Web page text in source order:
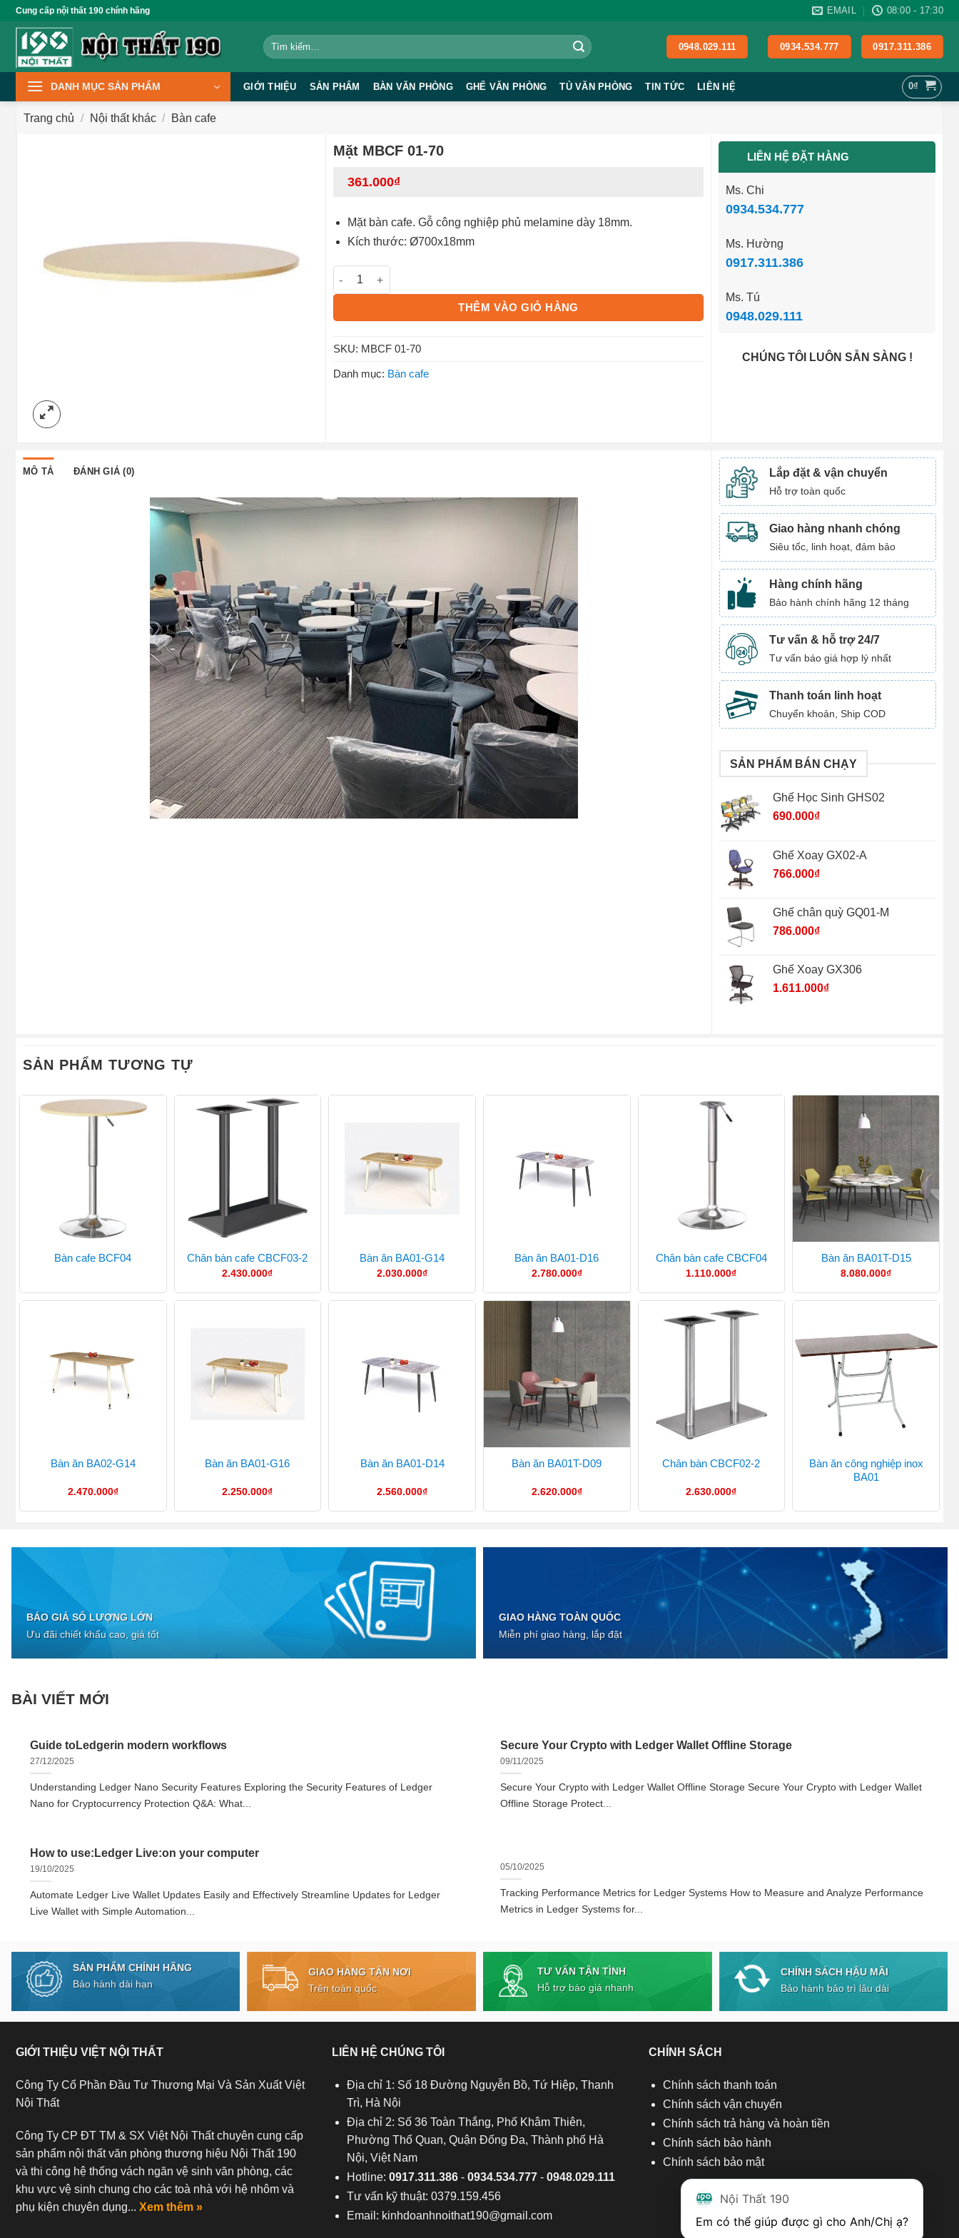
qua
dung
Cung cấp nội thất 190 chính hãng EMAIL 08:00 - 17:30
Tìm
kiếm:
0948.029.111 0934.534.777 0917.311.386
DANH MỤC SẢN PHẨM GIỚI THIỆU SẢN PHẨM BÀN VĂN PHÒNG GHẾ VĂN PHÒNG TỦ VĂN PHÒNG TIN TỨC LIÊN HỆ 0₫
Trang chủ / Nội thất khác / Bàn cafe
Mặt MBCF 01-70
361.000₫
Mặt bàn cafe. Gỗ công nghiệp phủ melamine dày 18mm.
Kích thước: Ø700x18mm
Mặt MBCF 01-70 số lượng
THÊM VÀO GIỎ HÀNG
SKU: MBCF 01-70
Danh mục: Bàn cafe
LIÊN HỆ ĐẶT HÀNG
Ms. Chi
0934.534.777
Ms. Hường
0917.311.386
Ms. Tú
0948.029.111
CHÚNG TÔI LUÔN SẴN SÀNG !
MÔ TẢ ĐÁNH GIÁ (0) Lắp đặt & vận chuyển
Hỗ trợ toàn quốc
Giao hàng nhanh chóng
Siêu tốc, linh hoạt, đảm bảo
Hàng chính hãng
Bảo hành chính hãng 12 tháng
Tư vấn & hỗ trợ 24/7
Tư vấn báo giá hợp lý nhất
Thanh toán linh hoạt
Chuyển khoản, Ship COD
SẢN PHẨM BÁN CHẠY
Ghế Học Sinh GHS02
690.000₫
Ghế Xoay GX02-A
766.000₫
Ghế chân quỳ GQ01-M
786.000₫
Ghế Xoay GX306
1.611.000₫
SẢN PHẨM TƯƠNG TỰ
Bàn cafe BCF04 Chân bàn cafe CBCF03-2
2.430.000₫
Bàn ăn BA01-G14
2.030.000₫
Bàn ăn BA01-D16
2.780.000₫
Chân bàn cafe CBCF04
1.110.000₫
Bàn ăn BA01T-D15
8.080.000₫
Bàn ăn BA02-G14
2.470.000₫
Bàn ăn BA01-G16
2.250.000₫
Bàn ăn BA01-D14
2.560.000₫
Bàn ăn BA01T-D09
2.620.000₫
Chân bàn CBCF02-2
2.630.000₫
Bàn ăn công nghiệp inox
BA01
BÁO GIÁ SỐ LƯỢNG LỚN
Ưu đãi chiết khấu cao, giá tốt
GIAO HÀNG TOÀN QUỐC
Miễn phí giao hàng, lắp đặt
BÀI VIẾT MỚI
Guide toLedgerin modern workflows
27/12/2025
Understanding Ledger Nano Security Features Exploring the Security Features of Ledger
Nano for Cryptocurrency Protection Q&A: What...
Secure Your Crypto with Ledger Wallet Offline Storage
09/11/2025
Secure Your Crypto with Ledger Wallet Offline Storage Secure Your Crypto with Ledger Wallet
Offline Storage Protect...
How to use:Ledger Live:on your computer
19/10/2025
Automate Ledger Live Wallet Updates Easily and Effectively Streamline Updates for Ledger
Live Wallet with Simple Automation...
05/10/2025
Tracking Performance Metrics for Ledger Systems How to Measure and Analyze Performance
Metrics in Ledger Systems for...
SẢN PHẨM CHÍNH HÃNG
Bảo hành dài hạn
GIAO HÀNG TẬN NƠI
Trên toàn quốc
TƯ VẤN TẬN TÌNH
Hỗ trợ báo giá nhanh
CHÍNH SÁCH HẬU MÃI
Bảo hành bảo trì lâu dài
GIỚI THIỆU VIỆT NỘI THẤT
Công Ty Cổ Phần Đầu Tư Thương Mại Và Sản Xuất Việt
Nội Thất
Công Ty CP ĐT TM & SX Việt Nội Thất chuyên cung cấp
sản phẩm nội thất văn phòng thương hiệu Nội Thất 190
và thi công hệ thống vách ngăn vệ sinh văn phòng, các
khu vực vệ sinh chung cho các toà nhà với hệ nhôm và
phụ kiện chuyên dụng... Xem thêm »
LIÊN HỆ CHÚNG TÔI
Địa chỉ 1: Số 18 Đường Nguyễn Bồ, Tứ Hiệp, Thanh
Trì, Hà Nội
Địa chỉ 2: Số 36 Toàn Thắng, Phố Khâm Thiên,
Phường Thổ Quan, Quận Đống Đa, Thành phố Hà
Nội, Việt Nam
Hotline:0917.311.386 -0934.534.777 -0948.029.111
Tư vấn kỹ thuật: 0379.159.456
Email: kinhdoanhnoithat190@gmail.com
CHÍNH SÁCH
Chính sách thanh toán
Chính sách vận chuyển
Chính sách trả hàng và hoàn tiền
Chính sách bảo hành
Chính sách bảo mật
Nội Thất 190